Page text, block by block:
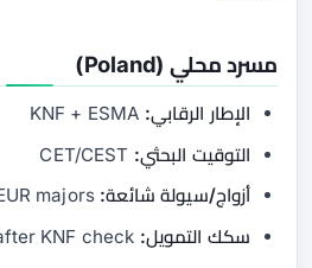
مسرد محلي (Poland)
الإطار الرقابي:
التوقيت البحثي:
أزواج/سيولة شائعة: EUR/PLN + EUR majors
سكك التمويل: